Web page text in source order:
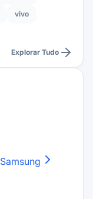
vivo
Explorar Tudo
Samsung